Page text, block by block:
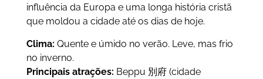
influência da Europa e uma longa história cristã
que moldou a cidade até os dias de hoje.
Clima: Quente e úmido no verão. Leve, mas frio
no inverno.
Principais atrações: Beppu 別府 (cidade